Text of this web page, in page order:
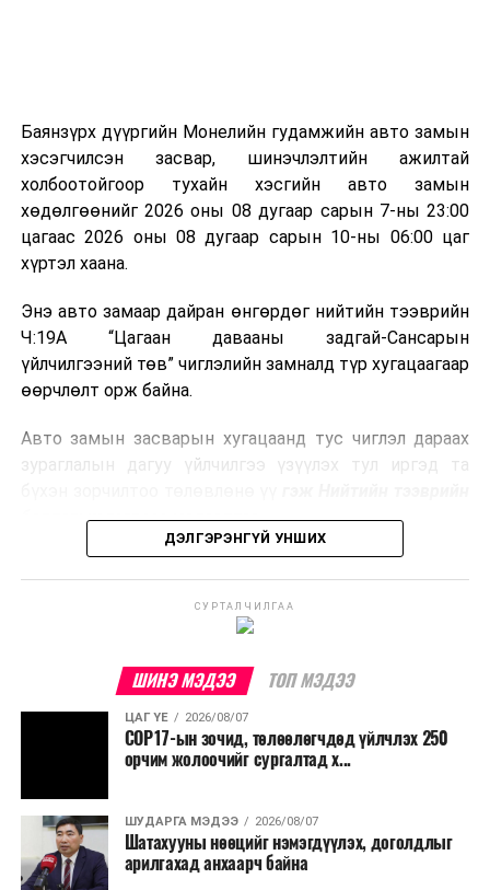
болон дулааны эрчим хүч үйлдвэрлэхэд ашиглаж
болдог. Зарим технологийн хувьд шаталтын дараа
үлдэх үнснээс фосфор зэрэг ашигт эрдсийг сэргээн
авах боломжтой аж.
Япон, Герман, Швейцар, Нидерланд, Өмнөд Солонгос
зэрэг улс лаг хатаах, шатаах технологийг ашиглаж
байна. Тухайлбал, Германд лаг шатаах үйлдвэрээс
гарсан үнснээс фосфор сэргээн авах технологи
ашигладаг бол Нидерландад төвлөрсөн лаг
боловсруулах үйлдвэрүүдээр дулаан, цахилгаан
Ийнхүү лаг хатаах, шатаах технологийг лагийн
улсад өргөн ашиглаж байна.
Баянзүрх дүүргийн Монелийн гудамжийн авто замын
хэсэгчилсэн засвар, шинэчлэлтийн ажилтай
холбоотойгоор тухайн хэсгийн авто замын
хөдөлгөөнийг 2026 оны 08 дугаар сарын 7-ны 23:00
цагаас 2026 оны 08 дугаар сарын 10-ны 06:00 цаг
хүртэл хаана.
Энэ авто замаар дайран өнгөрдөг нийтийн тээврийн
Ч:19А “Цагаан давааны задгай-Сансарын
үйлчилгээний төв” чиглэлийн замналд түр хугацаагаар
өөрчлөлт орж байна.
Авто замын засварын хугацаанд тус чиглэл дараах
зураглалын дагуу үйлчилгээ үзүүлэх тул иргэд та
бодлогын газраас мэдээллээ.
ДЭЛГЭРЭНГҮЙ УНШИХ
СУРТАЛЧИЛГАА
ШИНЭ МЭДЭЭ ТОП МЭДЭЭ
ЦАГ ҮЕ 2026/08/07
COP17-ын зочид, төлөөлөгчдөд үйлчлэх 250
орчим жолоочийг сургалтад х...
ШУДАРГА МЭДЭЭ 2026/08/07
Шатахууны нөөцийг нэмэгдүүлэх, доголдлыг
арилгахад анхаарч байна